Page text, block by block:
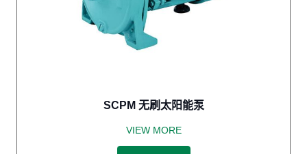
SCPM 无刷太阳能泵
VIEW MORE